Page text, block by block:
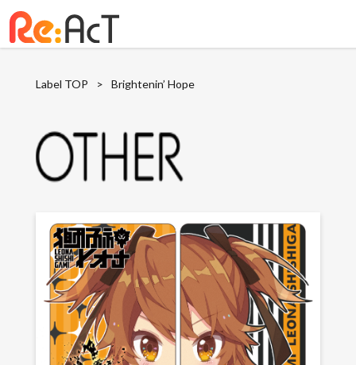
Label TOP > Brightenin’ Hope